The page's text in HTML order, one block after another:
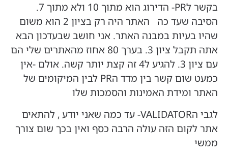
בקשר לPR- הדירוג הוא מתוך 10 ולא מתוך 7.
הסיבה שעד כה האתר היה רק בציון 2 הוא משום
שהיו בעיות במבנה האתר. אני חושב שבעדכון הבא
אתה תקבל ציון 3. בערך 80 אחוז מהאתרים שלי הם
עם ציון 3. להגיע ל4 זה קצת יותר קשה. אולם -אין
כמעט שום קשר בין מדד הPR לבין המיקומים של
האתר ומידת האמינות והסמכות שלו
לגבי הVALIDATOR- עד כמה שאני יודע , להתאים
אתר לקום הזה עולה הרבה כסף ואין בכך שום צורך
ממשי